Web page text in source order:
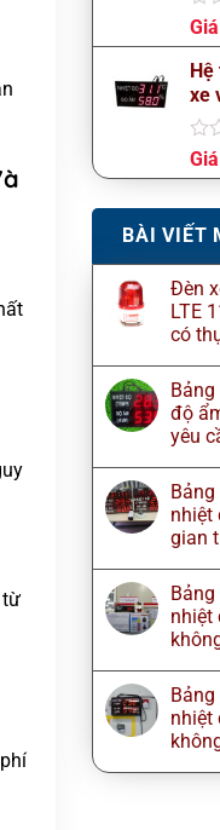
xếp
0
5
sao
Hệ
xe
xếp
0
5
BÀI VIẾT
Đèn
LTE
có
độ
yêu
nhiệt
gian
nhiệt
nhiệt
từ